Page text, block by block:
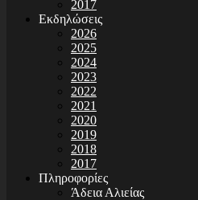
2017
Εκδηλώσεις
2026
2025
2024
2023
2022
2021
2020
2019
2018
2017
Πληροφορίες
Άδεια Αλιείας